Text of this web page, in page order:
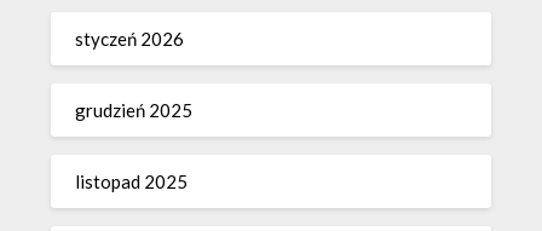
styczeń 2026
grudzień 2025
listopad 2025